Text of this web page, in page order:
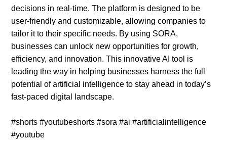
decisions in real-time. The platform is designed to be
user-friendly and customizable, allowing companies to
tailor it to their specific needs. By using SORA,
businesses can unlock new opportunities for growth,
efficiency, and innovation. This innovative AI tool is
leading the way in helping businesses harness the full
potential of artificial intelligence to stay ahead in today’s
fast-paced digital landscape.
#shorts #youtubeshorts #sora #ai #artificialintelligence
#youtube